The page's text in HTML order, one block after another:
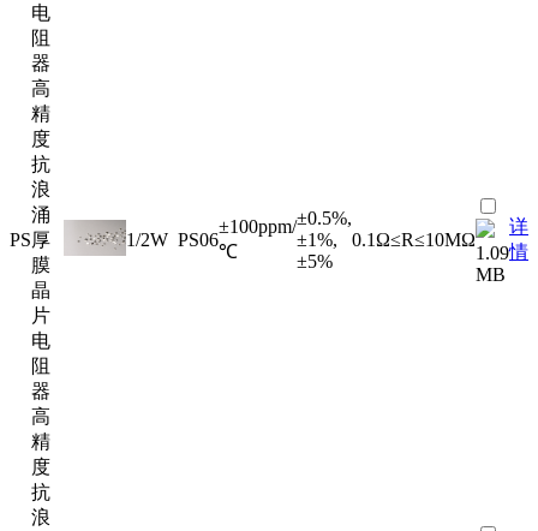
电
阻
器
PS
高
精
度
抗
浪
涌
厚
膜
晶
片
电
阻
器
1/2W PS06
±100ppm/
℃
±0.5%,
±1%,
±5%
0.1Ω≤R≤10MΩ
1.09
MB
详
情
高
精
度
抗
浪